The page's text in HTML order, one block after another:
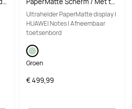
etsenbord/ 12+256GB/ Groe
n/ Slank design/ Tablet
Ultrahelder PaperMatte display |
HUAWEI Notes | Afneembaar
toetsenbord
Groen
€ 499,99